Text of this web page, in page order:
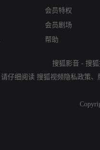
会员特权
会员剧场
帮助
搜狐影音 - 搜
请仔细阅读 搜狐视频隐私政策、